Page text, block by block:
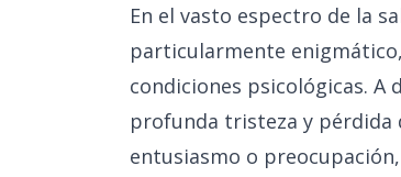
En el vasto espectro de la
particularmente
condiciones psicológicas. A
profunda tristeza y pérdida
entusiasmo o